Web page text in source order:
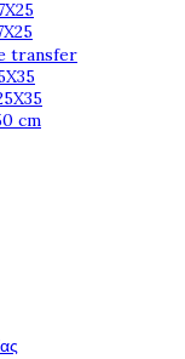
transfer
cm